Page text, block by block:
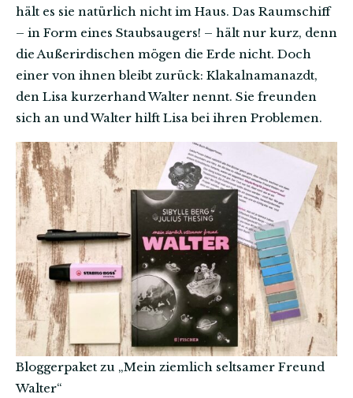
hält es sie natürlich nicht im Haus. Das Raumschiff
– in Form eines Staubsaugers! – hält nur kurz, denn
die Außerirdischen mögen die Erde nicht. Doch
einer von ihnen bleibt zurück: Klakalnamanazdt,
den Lisa kurzerhand Walter nennt. Sie freunden
sich an und Walter hilft Lisa bei ihren Problemen.
Bloggerpaket zu „Mein ziemlich seltsamer Freund
Walter“